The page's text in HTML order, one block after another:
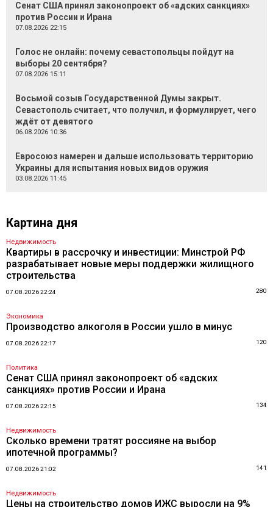
Сенат США принял законопроект об «адских санкциях»
против России и Ирана
07.08.2026 22:15
Голос не онлайн: почему севастопольцы пойдут на
выборы 20 сентября?
07.08.2026 15:11
Восьмой созыв Государственной Думы закрыт.
Севастополь считает, что получил, и формулирует, чего
ждёт от девятого
06.08.2026 10:36
Евросоюз намерен и дальше использовать территорию
Украины для испытания новых видов оружия
03.08.2026 11:45
Картина дня
Недвижимость
Квартиры в рассрочку и инвестиции: Минстрой РФ
разрабатывает новые меры поддержки жилищного
строительства
07.08.2026 22:24 280
Экономика
Производство алкоголя в России ушло в минус
07.08.2026 22:17 120
Политика
Сенат США принял законопроект об «адских
санкциях» против России и Ирана
07.08.2026 22:15 134
Недвижимость
Сколько времени тратят россияне на выбор
ипотечной программы?
07.08.2026 21:02 141
Недвижимость
Цены на строительство домов ИЖС выросли на 9%